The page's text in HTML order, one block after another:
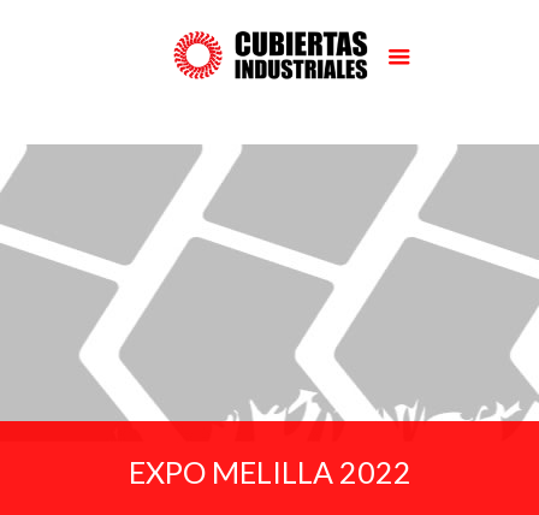
EXPO MELILLA 2022